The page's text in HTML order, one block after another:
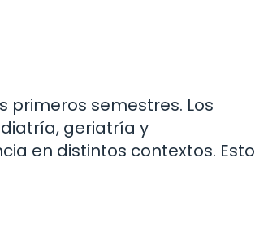
primeros semestres. Los
geriatría y
en distintos contextos. Esto